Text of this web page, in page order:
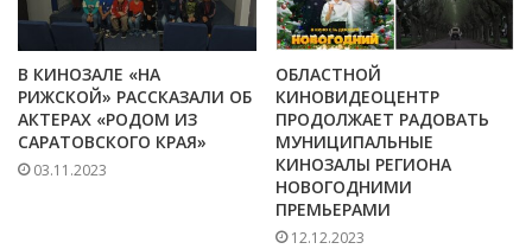
В КИНОЗАЛЕ «НА
РИЖСКОЙ» РАССКАЗАЛИ ОБ
АКТЕРАХ «РОДОМ ИЗ
САРАТОВСКОГО КРАЯ»
03.11.2023
ОБЛАСТНОЙ
КИНОВИДЕОЦЕНТР
ПРОДОЛЖАЕТ РАДОВАТЬ
МУНИЦИПАЛЬНЫЕ
КИНОЗАЛЫ РЕГИОНА
НОВОГОДНИМИ
ПРЕМЬЕРАМИ
12.12.2023